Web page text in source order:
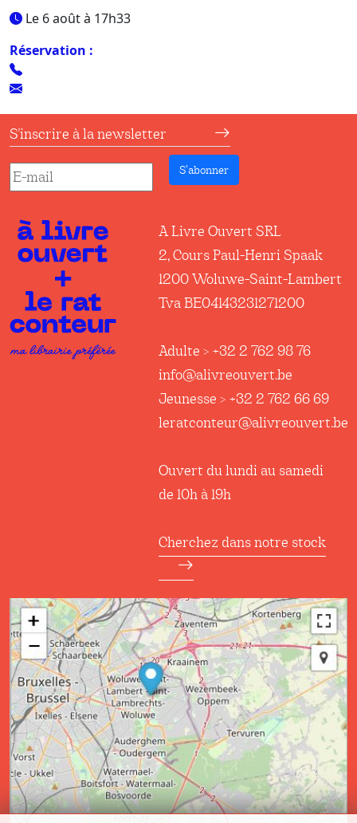
Le 6 août à 17h33
Réservation :
S'inscrire à la newsletter
S’abonner
A Livre Ouvert SRL
2, Cours Paul-Henri Spaak
1200 Woluwe-Saint-Lambert
Tva BE04143231271200
Adulte > +32 2 762 98 76
info@alivreouvert.be
Jeunesse > +32 2 762 66 69
leratconteur@alivreouvert.be
Ouvert du lundi au samedi
de 10h à 19h
Cherchez dans notre stock